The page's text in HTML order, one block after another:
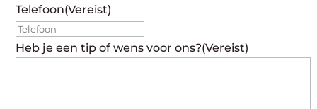
Telefoon(Vereist)
Heb je een tip of wens voor ons?(Vereist)